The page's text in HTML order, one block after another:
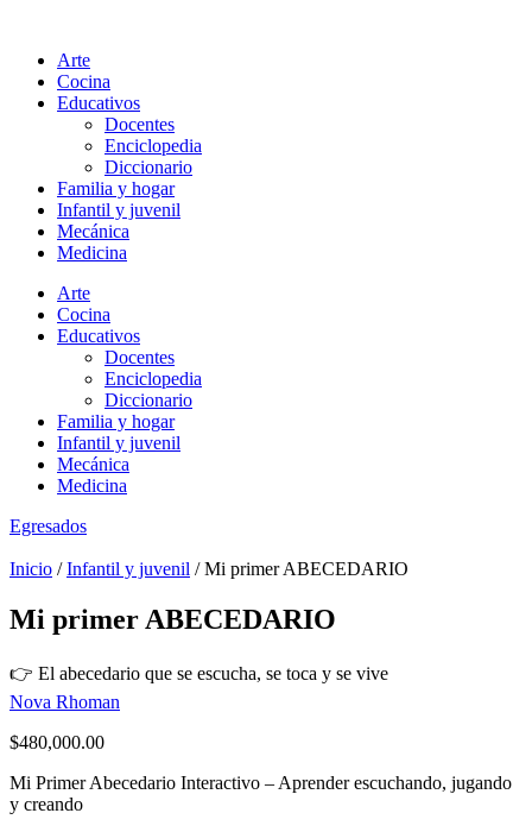
contenido
Arte
Cocina
Educativos
Docentes
Enciclopedia
Diccionario
Familia y hogar
Infantil y juvenil
Mecánica
Medicina
Arte
Cocina
Educativos
Docentes
Enciclopedia
Diccionario
Familia y hogar
Infantil y juvenil
Mecánica
Medicina
Egresados
Inicio /Infantil y juvenil / Mi primer ABECEDARIO
Mi primer ABECEDARIO
👉 El abecedario que se escucha, se toca y se vive
Nova Rhoman
$480,000.00
Mi Primer Abecedario Interactivo – Aprender escuchando, jugando
y creando